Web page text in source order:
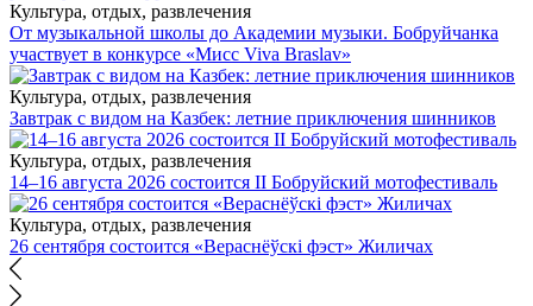
Культура, отдых, развлечения
От музыкальной школы до Академии музыки. Бобруйчанка
участвует в конкурсе «Мисс Viva Braslav»
Культура, отдых, развлечения
Завтрак с видом на Казбек: летние приключения шинников
Культура, отдых, развлечения
14–16 августа 2026 состоится II Бобруйский мотофестиваль
Культура, отдых, развлечения
26 сентября состоится «Вераснёўскі фэст» Жиличах